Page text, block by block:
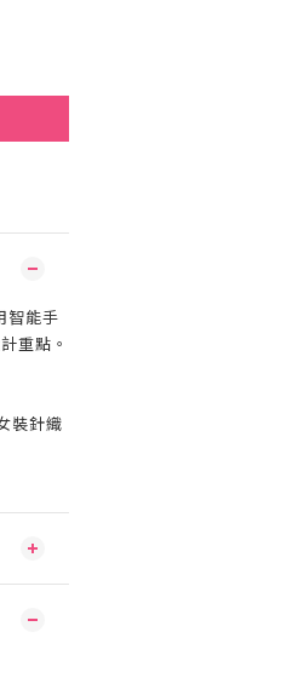
智能手
重點。
裝針織